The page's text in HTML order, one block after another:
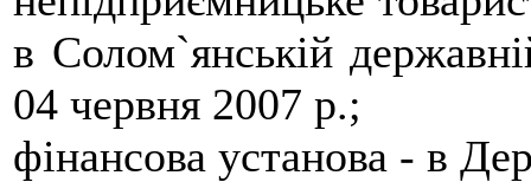
в Солом`янській
04 червня 2007 р.;
фінансова установа - в